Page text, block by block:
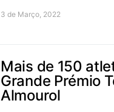
3 de Março, 2022
Mais de 150
Grande Prémio
Almourol